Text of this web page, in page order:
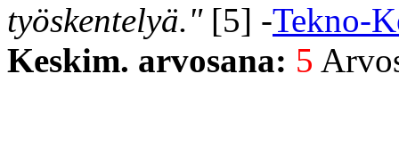
työskentelyä."[5] -Tekno-
Keskim. arvosana: 5